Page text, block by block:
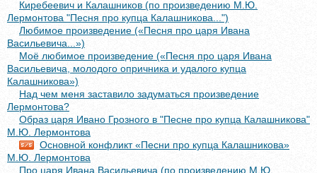
Киребеевич и Калашников (по произведению М.Ю.
Лермонтова "Песня про купца Калашникова...")
Любимое произведение («Песня про царя Ивана
Васильевича...»)
Моё любимое произведение («Песня про царя Ивана
Васильевича, молодого опричника и удалого купца
Калашникова»)
Над чем меня заставило задуматься произведение
Лермонтова?
Образ царя Ивано Грозного в "Песне про купца Калашникова"
М.Ю. Лермонтова
Основной конфликт «Песни про купца Калашникова»
М.Ю. Лермонтова
Про царя Ивана Васильевича (по произведению М.Ю.